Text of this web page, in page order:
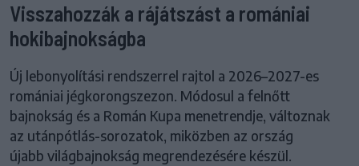
Visszahozzák a rájátszást a romániai
hokibajnokságba
Új lebonyolítási rendszerrel rajtol a 2026–2027-es
romániai jégkorongszezon. Módosul a felnőtt
bajnokság és a Román Kupa menetrendje, változnak
az utánpótlás-sorozatok, miközben az ország
újabb világbajnokság megrendezésére készül.